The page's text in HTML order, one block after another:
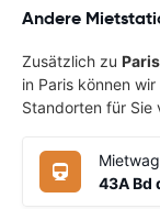
Andere
Zusätzlich zu
in Paris können
Standorten für Sie
43A Bd